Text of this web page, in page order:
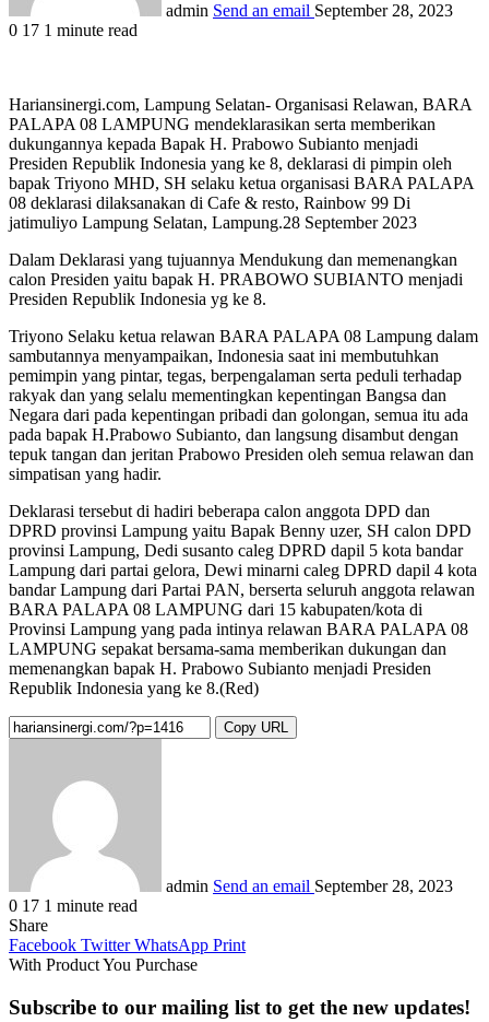
admin Send an email September 28, 2023
0 17 1 minute read
Hariansinergi.com, Lampung Selatan- Organisasi Relawan, BARA
PALAPA 08 LAMPUNG mendeklarasikan serta memberikan
dukungannya kepada Bapak H. Prabowo Subianto menjadi
Presiden Republik Indonesia yang ke 8, deklarasi di pimpin oleh
bapak Triyono MHD, SH selaku ketua organisasi BARA PALAPA
08 deklarasi dilaksanakan di Cafe & resto, Rainbow 99 Di
jatimuliyo Lampung Selatan, Lampung.28 September 2023
Dalam Deklarasi yang tujuannya Mendukung dan memenangkan
calon Presiden yaitu bapak H. PRABOWO SUBIANTO menjadi
Presiden Republik Indonesia yg ke 8.
Triyono Selaku ketua relawan BARA PALAPA 08 Lampung dalam
sambutannya menyampaikan, Indonesia saat ini membutuhkan
pemimpin yang pintar, tegas, berpengalaman serta peduli terhadap
rakyak dan yang selalu mementingkan kepentingan Bangsa dan
Negara dari pada kepentingan pribadi dan golongan, semua itu ada
pada bapak H.Prabowo Subianto, dan langsung disambut dengan
tepuk tangan dan jeritan Prabowo Presiden oleh semua relawan dan
simpatisan yang hadir.
Deklarasi tersebut di hadiri beberapa calon anggota DPD dan
DPRD provinsi Lampung yaitu Bapak Benny uzer, SH calon DPD
provinsi Lampung, Dedi susanto caleg DPRD dapil 5 kota bandar
Lampung dari partai gelora, Dewi minarni caleg DPRD dapil 4 kota
bandar Lampung dari Partai PAN, berserta seluruh anggota relawan
BARA PALAPA 08 LAMPUNG dari 15 kabupaten/kota di
Provinsi Lampung yang pada intinya relawan BARA PALAPA 08
LAMPUNG sepakat bersama-sama memberikan dukungan dan
memenangkan bapak H. Prabowo Subianto menjadi Presiden
Republik Indonesia yang ke 8.(Red)
Copy URL
admin Send an email September 28, 2023
0 17 1 minute read
Share
Facebook Twitter WhatsApp Print
With Product You Purchase
Subscribe to our mailing list to get the new updates!